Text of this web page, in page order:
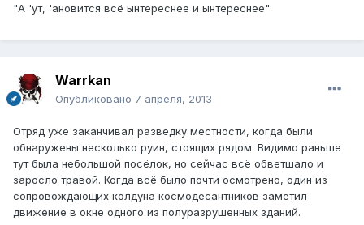
"А 'ут, 'ановится всё ынтереснее и ынтереснее"
Warrkan
Опубликовано 7 апреля, 2013
Отряд уже заканчивал разведку местности, когда были
обнаружены несколько руин, стоящих рядом. Видимо раньше
тут была небольшой посёлок, но сейчас всё обветшало и
заросло травой. Когда всё было почти осмотрено, один из
сопровождающих колдуна космодесантников заметил
движение в окне одного из полуразрушенных зданий.